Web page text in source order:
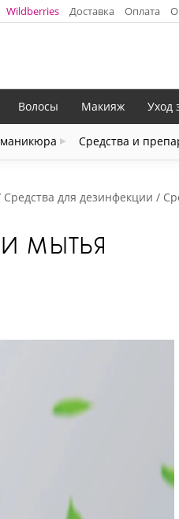
Wildberries Доставка Оплата О
маникюра Средства и
Волосы Макияж Уход
Средства для дезинфекции
МЫТЬЯ